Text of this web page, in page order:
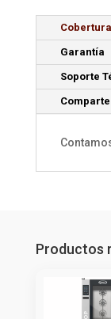
Cobertura
Garantía
Soporte
Productos